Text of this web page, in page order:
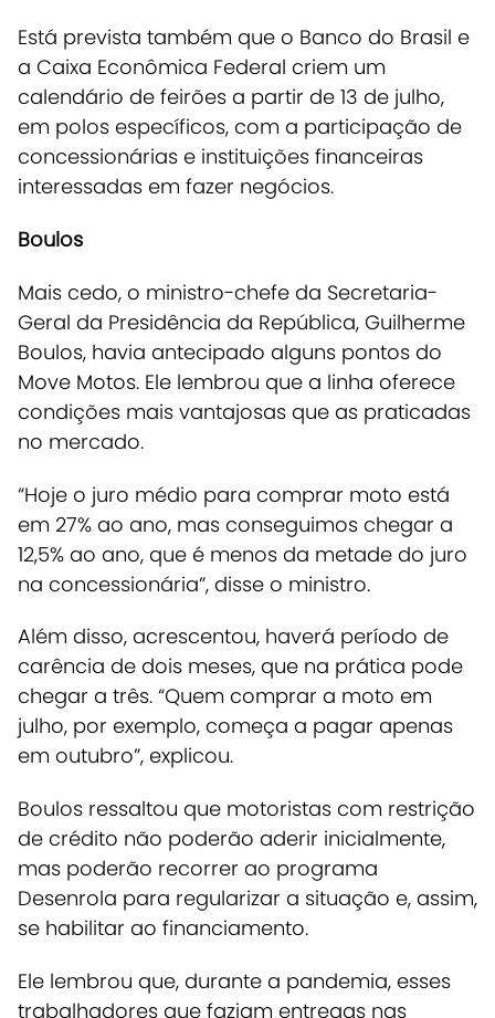
Está prevista também que o Banco do Brasil e
a Caixa Econômica Federal criem um
calendário de feirões a partir de 13 de julho,
em polos específicos, com a participação de
concessionárias e instituições financeiras
interessadas em fazer negócios.
Boulos
Mais cedo, o ministro-chefe da Secretaria-
Geral da Presidência da República, Guilherme
Boulos, havia antecipado alguns pontos do
Move Motos. Ele lembrou que a linha oferece
condições mais vantajosas que as praticadas
no mercado.
“Hoje o juro médio para comprar moto está
em 27% ao ano, mas conseguimos chegar a
12,5% ao ano, que é menos da metade do juro
na concessionária”, disse o ministro.
Além disso, acrescentou, haverá período de
carência de dois meses, que na prática pode
chegar a três. “Quem comprar a moto em
julho, por exemplo, começa a pagar apenas
em outubro”, explicou.
Boulos ressaltou que motoristas com restrição
de crédito não poderão aderir inicialmente,
mas poderão recorrer ao programa
Desenrola para regularizar a situação e, assim,
se habilitar ao financiamento.
Ele lembrou que, durante a pandemia, esses
trabalhadores que faziam entregas nas